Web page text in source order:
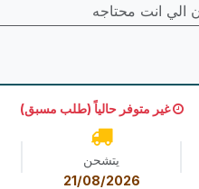
الي انت محتاجه
غير متوفر حالياً (طلب مسبق)
يتشحن
21/08/2026